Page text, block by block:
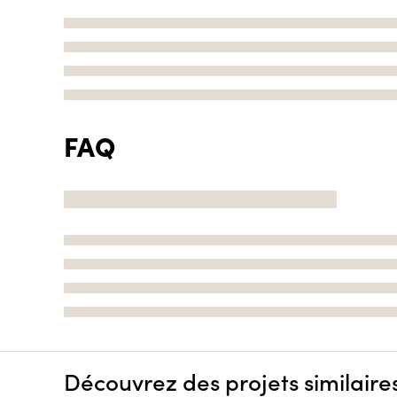
FAQ
Découvrez des projets